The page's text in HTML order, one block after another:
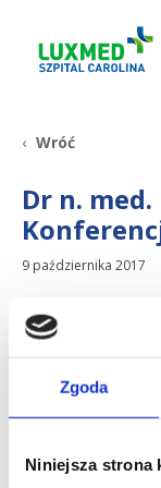
Zgoda
Niniejsza strona
+48
Wróć
Dr n.
9 października 2017
W dniach 28-30
uczestniczył w
organizowanej
Szczecinie.
Prof. Daniel